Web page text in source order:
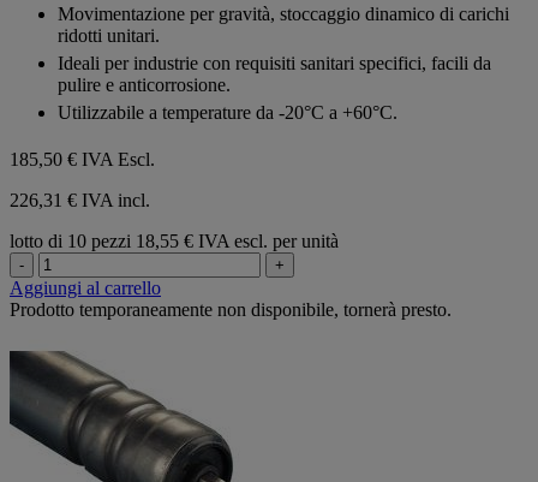
Movimentazione per gravità, stoccaggio dinamico di carichi
ridotti unitari.
Ideali per industrie con requisiti sanitari specifici, facili da
pulire e anticorrosione.
Utilizzabile a temperature da -20°C a +60°C.
185,50 € IVA Escl.
226,31 € IVA incl.
lotto di 10 pezzi 18,55 € IVA escl. per unità
- +
Aggiungi al carrello
Prodotto temporaneamente non disponibile, tornerà presto.